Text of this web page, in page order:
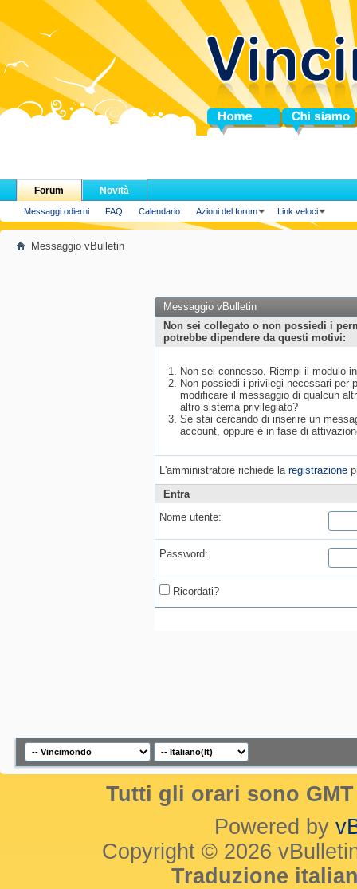
Home Chi siamo
Forum
Messaggi odierni FAQ Calendario Azioni del forum Link veloci
Novità
Messaggio vBulletin
Messaggio vBulletin
Non sei collegato o non possiedi i
potrebbe dipendere da questi motivi:
Non sei connesso. Riempi il modulo
Non possiedi i privilegi necessari per
modificare il messaggio di qualcun
altro sistema privilegiato?
Se stai cercando di inserire un
account, oppure è in fase di
L'amministratore richiede la registrazione
Entra
Nome utente:
Password:
Ricordati?
Tutti gli orari sono
Powered by
Copyright © 2026
Traduzione